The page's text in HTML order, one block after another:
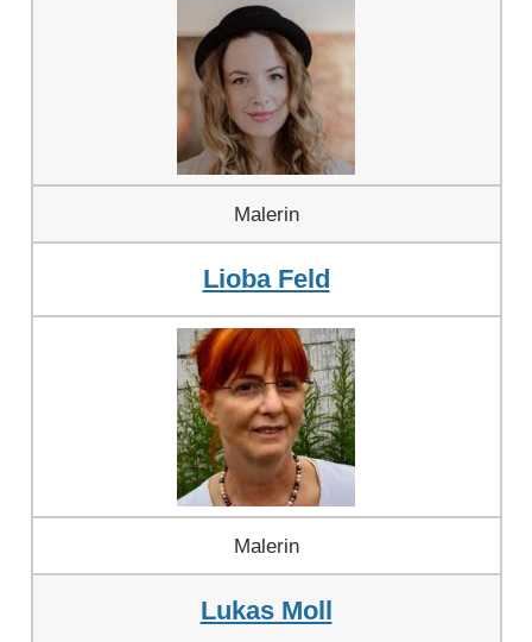
Malerin
Lioba Feld
Malerin
Lukas Moll